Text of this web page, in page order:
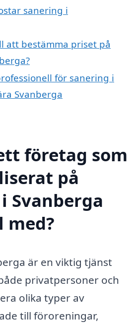
sanering i
att bestämma priset på
för sanering i
Svanberga
företag som
på
Svanberga
är en viktig tjänst
privatpersoner och
olika typer av
till föroreningar,